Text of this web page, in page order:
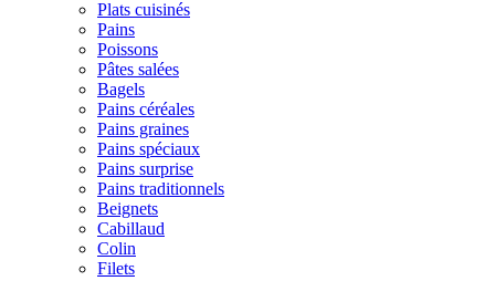
Plats cuisinés
Pains
Poissons
Pâtes salées
Bagels
Pains céréales
Pains graines
Pains spéciaux
Pains surprise
Pains traditionnels
Beignets
Cabillaud
Colin
Filets